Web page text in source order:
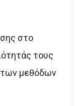
στο
τους
των μεθόδων